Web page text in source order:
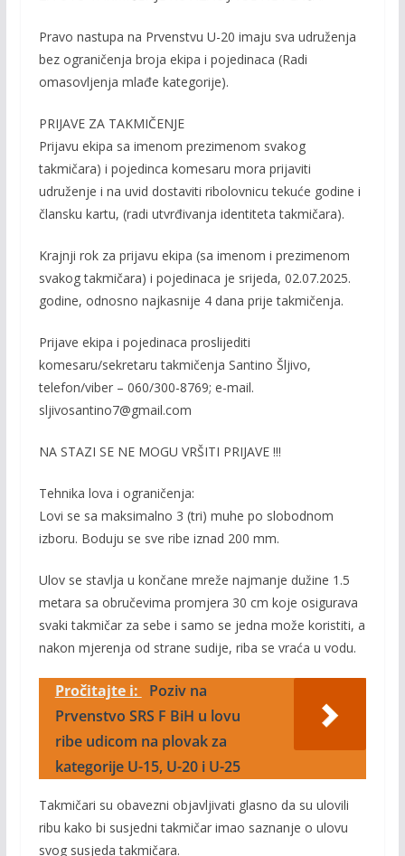
Pravo nastupa na Prvenstvu U-20 imaju sva udruženja
bez ograničenja broja ekipa i pojedinaca (Radi
omasovljenja mlađe kategorije).
PRIJAVE ZA TAKMIČENJE
Prijavu ekipa sa imenom prezimenom svakog
takmičara) i pojedinca komesaru mora prijaviti
udruženje i na uvid dostaviti ribolovnicu tekuće godine i
člansku kartu, (radi utvrđivanja identiteta takmičara).
Krajnji rok za prijavu ekipa (sa imenom i prezimenom
svakog takmičara) i pojedinaca je srijeda, 02.07.2025.
godine, odnosno najkasnije 4 dana prije takmičenja.
Prijave ekipa i pojedinaca proslijediti
komesaru/sekretaru takmičenja Santino Šljivo,
telefon/viber – 060/300-8769; e-mail.
sljivosantino7@gmail.com
NA STAZI SE NE MOGU VRŠITI PRIJAVE !!!
Tehnika lova i ograničenja:
Lovi se sa maksimalno 3 (tri) muhe po slobodnom
izboru. Boduju se sve ribe iznad 200 mm.
Ulov se stavlja u končane mreže najmanje dužine 1.5
metara sa obručevima promjera 30 cm koje osigurava
svaki takmičar za sebe i samo se jedna može koristiti, a
nakon mjerenja od strane sudije, riba se vraća u vodu.
Pročitajte i:
Poziv na
Prvenstvo SRS F BiH u lovu
ribe udicom na plovak za
kategorije U-15, U-20 i U-25
Takmičari su obavezni objavljivati glasno da su ulovili
ribu kako bi susjedni takmičar imao saznanje o ulovu
svog susjeda takmičara.